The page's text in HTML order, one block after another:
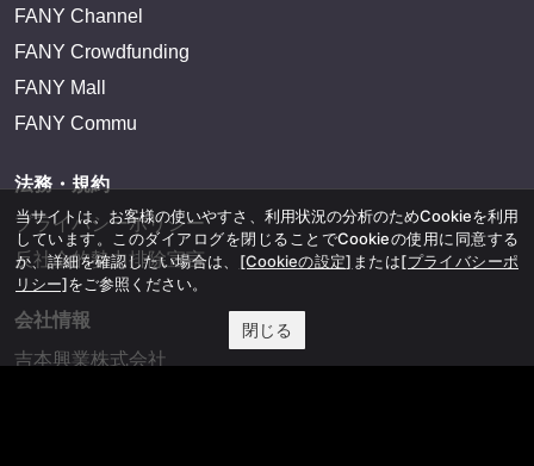
FANY Channel
FANY Crowdfunding
FANY Mall
FANY Commu
法務・規約
プライバシーポリシー
反社会的勢力排除宣言
会社情報
吉本興業株式会社
当サイトは、お客様の使いやすさ、利用状況の分析のためCookieを利用
しています。このダイアログを閉じることでCookieの使用に同意する
か、詳細を確認したい場合は、 [Cookieの設定] または[プライバシーポ
リシー]をご参照ください。
閉じる